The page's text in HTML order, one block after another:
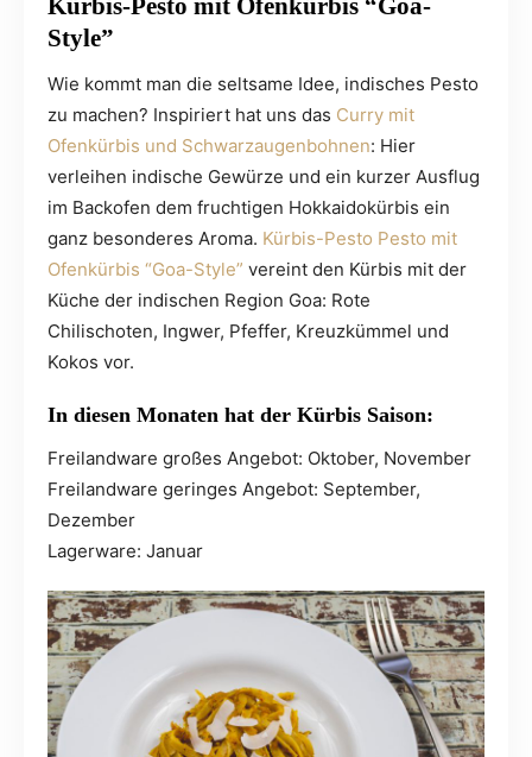
Kürbis-Pesto mit Ofenkürbis “Goa-
Style”
Wie kommt man die seltsame Idee, indisches Pesto
zu machen? Inspiriert hat uns das Curry mit
Ofenkürbis und Schwarzaugenbohnen: Hier
verleihen indische Gewürze und ein kurzer Ausflug
im Backofen dem fruchtigen Hokkaidokürbis ein
ganz besonderes Aroma. Kürbis-Pesto Pesto mit
Ofenkürbis “Goa-Style” vereint den Kürbis mit der
Küche der indischen Region Goa: Rote
Chilischoten, Ingwer, Pfeffer, Kreuzkümmel und
Kokos vor.
In diesen Monaten hat der Kürbis Saison:
Freilandware großes Angebot: Oktober, November
Freilandware geringes Angebot: September,
Dezember
Lagerware: Januar